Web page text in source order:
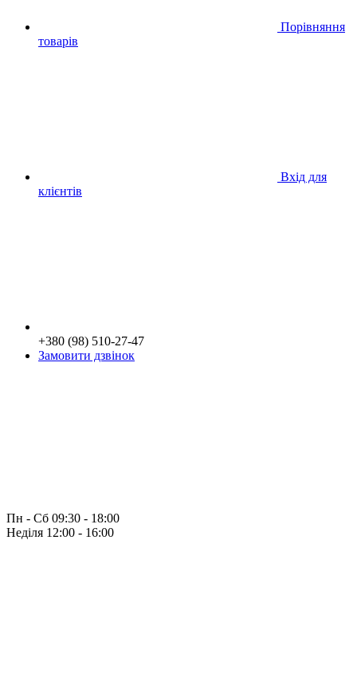
Порівняння
товарів
Вхід для
клієнтів
+380 (98) 510-27-47
Замовити дзвінок
Пн - Сб 09:30 - 18:00
Неділя 12:00 - 16:00